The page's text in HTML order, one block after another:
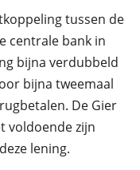
tussen de
centrale bank in
bijna verdubbeld
bijna tweemaal
De Gier
voldoende zijn
lening.